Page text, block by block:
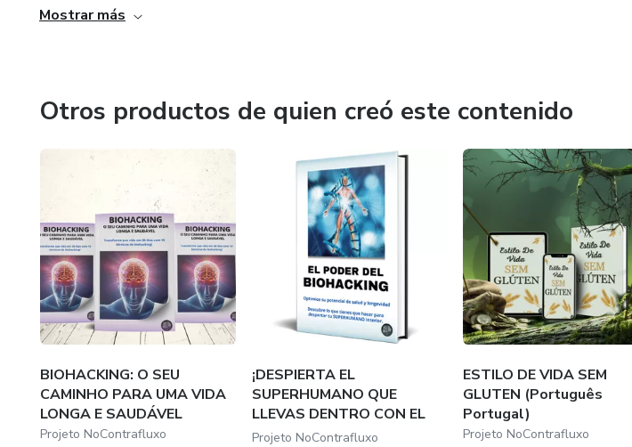
vida mais saudável e produtiva. A No Contrafluxo se diferencia por oferecer conhecimento
Mostrar más
Otros productos de quien creó este contenido
BIOHACKING: O SEU
CAMINHO PARA UMA VIDA
LONGA E SAUDÁVEL
Projeto NoContrafluxo
¡DESPIERTA EL
SUPERHUMANO QUE
LLEVAS DENTRO CON EL
PODER DEL...
Projeto NoContrafluxo
ESTILO DE VIDA SEM
GLUTEN (Português
Portugal)
Projeto NoContrafluxo